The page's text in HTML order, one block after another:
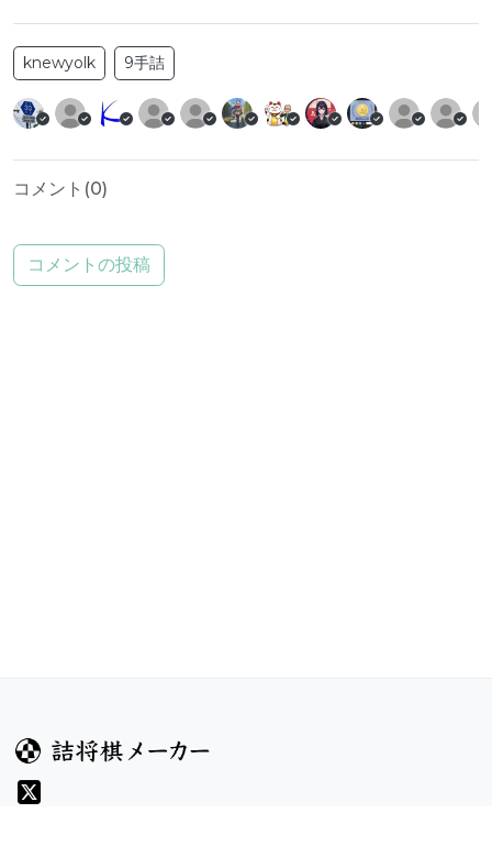
knewyolk 9手詰
コメント(0)
コメントの投稿